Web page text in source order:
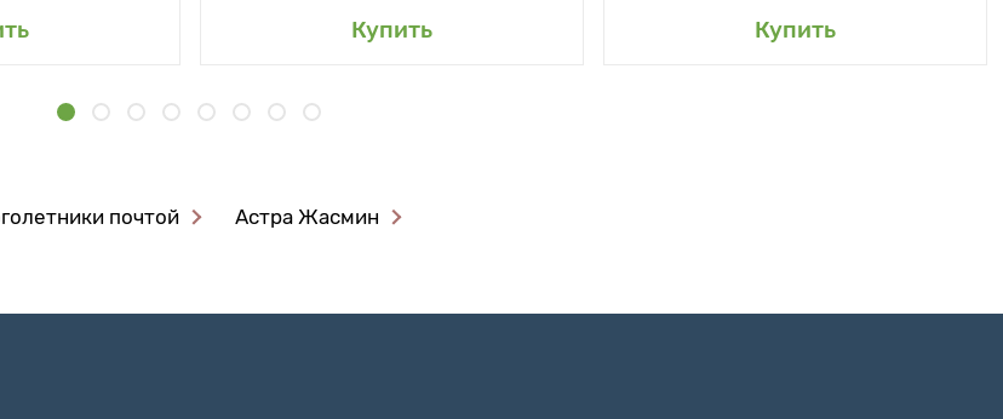
Купить Купить
почтой Астра Жасмин